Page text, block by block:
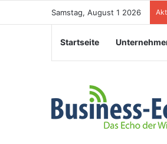
Samstag, August 1 2026
Startseite